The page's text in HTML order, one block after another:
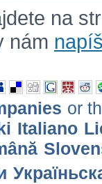
na
nám
or
Italiano